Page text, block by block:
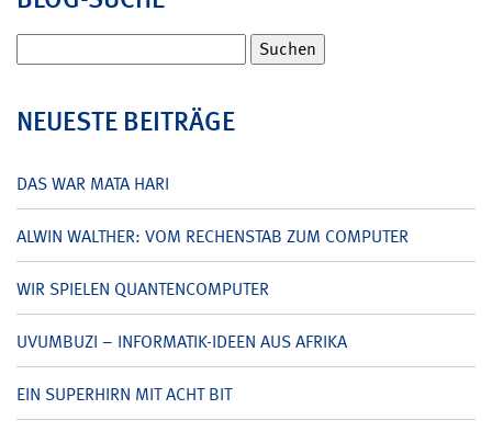
nach:
NEUESTE BEITRÄGE
DAS WAR MATA HARI
ALWIN WALTHER: VOM RECHENSTAB ZUM COMPUTER
WIR SPIELEN QUANTENCOMPUTER
UVUMBUZI – INFORMATIK-IDEEN AUS AFRIKA
EIN SUPERHIRN MIT ACHT BIT